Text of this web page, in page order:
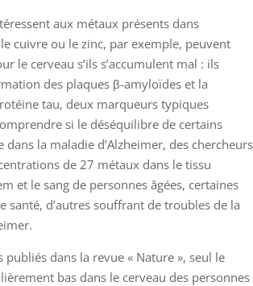
aux métaux présents dans
cuivre ou le zinc, par exemple, peuvent
le cerveau s’ils s’accumulent mal : ils
des plaques β-amyloïdes et la
tau, deux marqueurs typiques
si le déséquilibre de certains
la maladie d’Alzheimer, des chercheurs
de 27 métaux dans le tissu
et le sang de personnes âgées, certaines
santé, d’autres souffrant de troubles de la
publiés dans la revue « Nature », seul le
bas dans le cerveau des personnes